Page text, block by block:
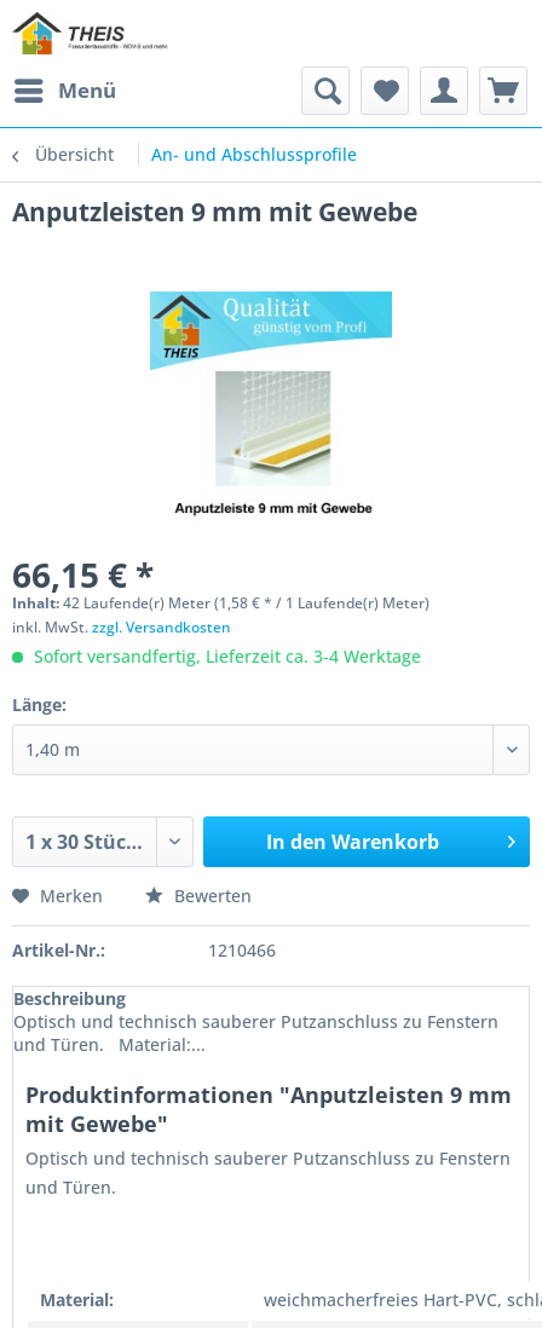
Menü
Übersicht An- und Abschlussprofile
Anputzleisten 9 mm mit Gewebe
66,15 € *
Inhalt:42 Laufende(r) Meter (1,58 € * / 1 Laufende(r) Meter)
inkl. MwSt.zzgl. Versandkosten
Sofort versandfertig, Lieferzeit ca. 3-4 Werktage
Länge:
In den Warenkorb
Merken Bewerten
Artikel-Nr.: 1210466
Beschreibung
Optisch und technisch sauberer Putzanschluss zu Fenstern
und Türen. Material:...
Produktinformationen "Anputzleisten 9 mm
mit Gewebe"
Optisch und technisch sauberer Putzanschluss zu Fenstern
und Türen.
Material: weichmacherfreies Hart-PVC,